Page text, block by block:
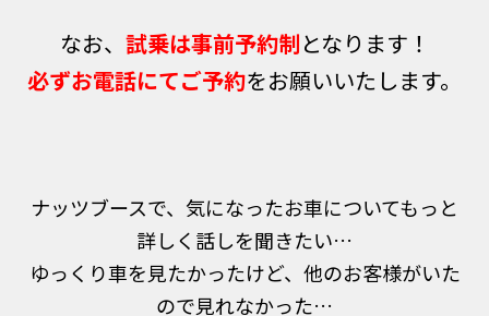
なお、 試乗は事前予約制となります！
必ずお電話にてご予約をお願いいたします。
ナッツブースで、気になったお車についてもっと
詳しく話しを聞きたい…
ゆっくり車を見たかったけど、他のお客様がいた
ので見れなかった…